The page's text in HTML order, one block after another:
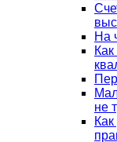
На
не